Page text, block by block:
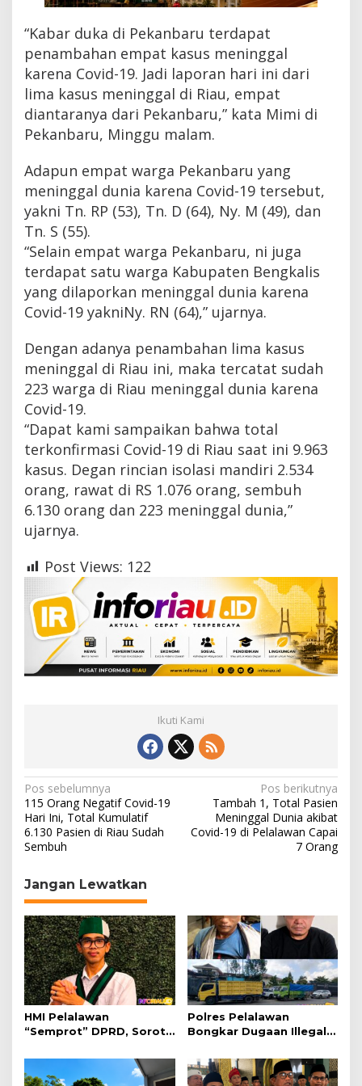
a
u
“Kabar duka di Pekanbaru terdapat
penambahan empat kasus meninggal
karena Covid-19. Jadi laporan hari ini dari
lima kasus meninggal di Riau, empat
diantaranya dari Pekanbaru,” kata Mimi di
Pekanbaru, Minggu malam.
Adapun empat warga Pekanbaru yang
meninggal dunia karena Covid-19 tersebut,
yakni Tn. RP (53), Tn. D (64), Ny. M (49), dan
Tn. S (55).
“Selain empat warga Pekanbaru, ni juga
terdapat satu warga Kabupaten Bengkalis
yang dilaporkan meninggal dunia karena
Covid-19 yakniNy. RN (64),” ujarnya.
Dengan adanya penambahan lima kasus
meninggal di Riau ini, maka tercatat sudah
223 warga di Riau meninggal dunia karena
Covid-19.
“Dapat kami sampaikan bahwa total
terkonfirmasi Covid-19 di Riau saat ini 9.963
kasus. Degan rincian isolasi mandiri 2.534
orang, rawat di RS 1.076 orang, sembuh
6.130 orang dan 223 meninggal dunia,”
ujarnya.
Post Views: 122
Ikuti Kami
N
a
v
g
a
s
i
p
o
s
Pos sebelumnya
115 Orang Negatif Covid-19
Hari Ini, Total Kumulatif
6.130 Pasien di Riau Sudah
Sembuh
Pos berikutnya
Tambah 1, Total Pasien
Meninggal Dunia akibat
Covid-19 di Pelalawan Capai
7 Orang
Jangan Lewatkan
HMI Pelalawan
“Semprot” DPRD, Soroti
Sakit yang Mandul
Polres Pelalawan
Bongkar Dugaan Illegal
Tanpa Dokumen
Diamankan